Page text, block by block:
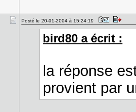
Posté le 20-01-2004 à 15:24:19
bird80 a écrit :
la réponse
provient par